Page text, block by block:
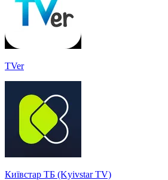
TVer
Київстар ТБ (Kyivstar TV)